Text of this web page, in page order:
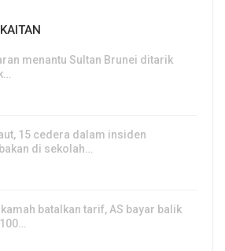
menantu Sultan Brunei ditarik
15 cedera dalam insiden
di sekolah…
batalkan tarif, AS bayar balik